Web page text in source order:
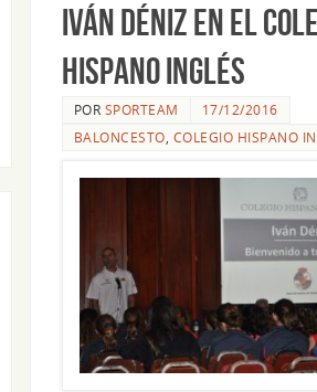
Iván Déniz en el
Hispano Inglés
POR SPORTEAM
17/12/2016
BALONCESTO COLEGIO HISPANO